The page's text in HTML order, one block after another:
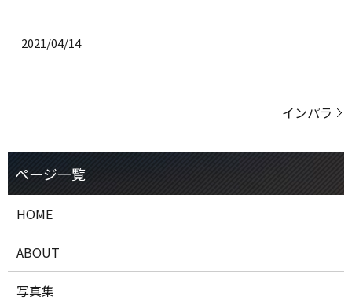
2021/04/14
インパラ
HOME
ABOUT
写真集